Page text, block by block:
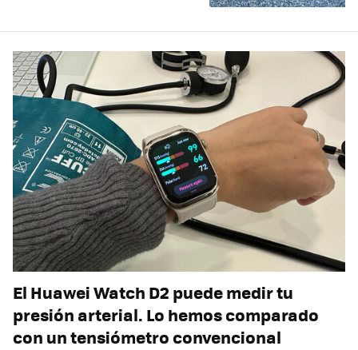
El Huawei Watch D2 puede medir tu
presión arterial. Lo hemos comparado
con un tensiómetro convencional